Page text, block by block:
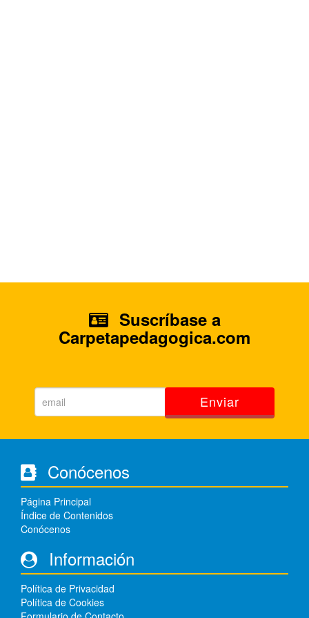
Suscríbase a
Carpetapedagogica.com
Enviar
Conócenos
Página Principal
Índice de Contenidos
Conócenos
Información
Política de Privacidad
Política de Cookies